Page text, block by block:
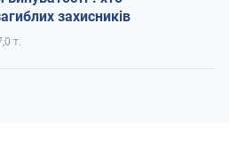
захисників
т.